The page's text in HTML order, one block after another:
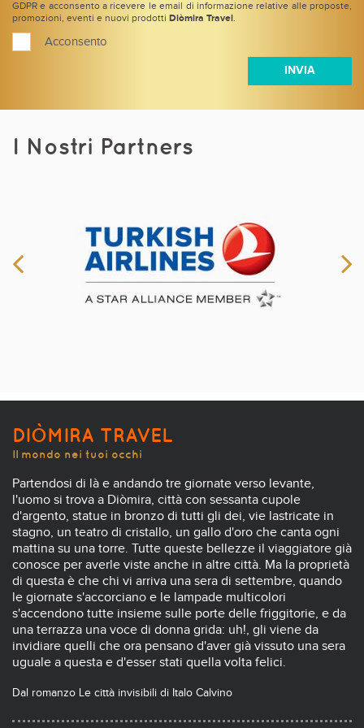
GDPR e acconsento a ricevere le email di informazione relative alle proposte,
promozioni, eventi e nuovi prodotti Diòmira Travel .
Acconsento
I Nostri Partners
DIÒMIRA TRAVEL
Il mondo nei tuoi occhi
Partendosi di là e andando tre giornate verso levante,
l'uomo si trova a Diòmira, città con sessanta cupole
d'argento, statue in bronzo di tutti gli dei, vie lastricate in
stagno, un teatro di cristallo, un gallo d'oro che canta ogni
mattina su una torre. Tutte queste bellezze il viaggiatore già
conosce per averle viste anche in altre città. Ma la proprietà
di questa è che chi vi arriva una sera di settembre, quando
le giornate s'accorciano e le lampade multicolori
s'accendono tutte insieme sulle porte delle friggitorie, e da
una terrazza una voce di donna grida: uh!, gli viene da
invidiare quelli che ora pensano d'aver già vissuto una sera
uguale a questa e d'esser stati quella volta felici.
Dal romanzo Le città invisibili di Italo Calvino